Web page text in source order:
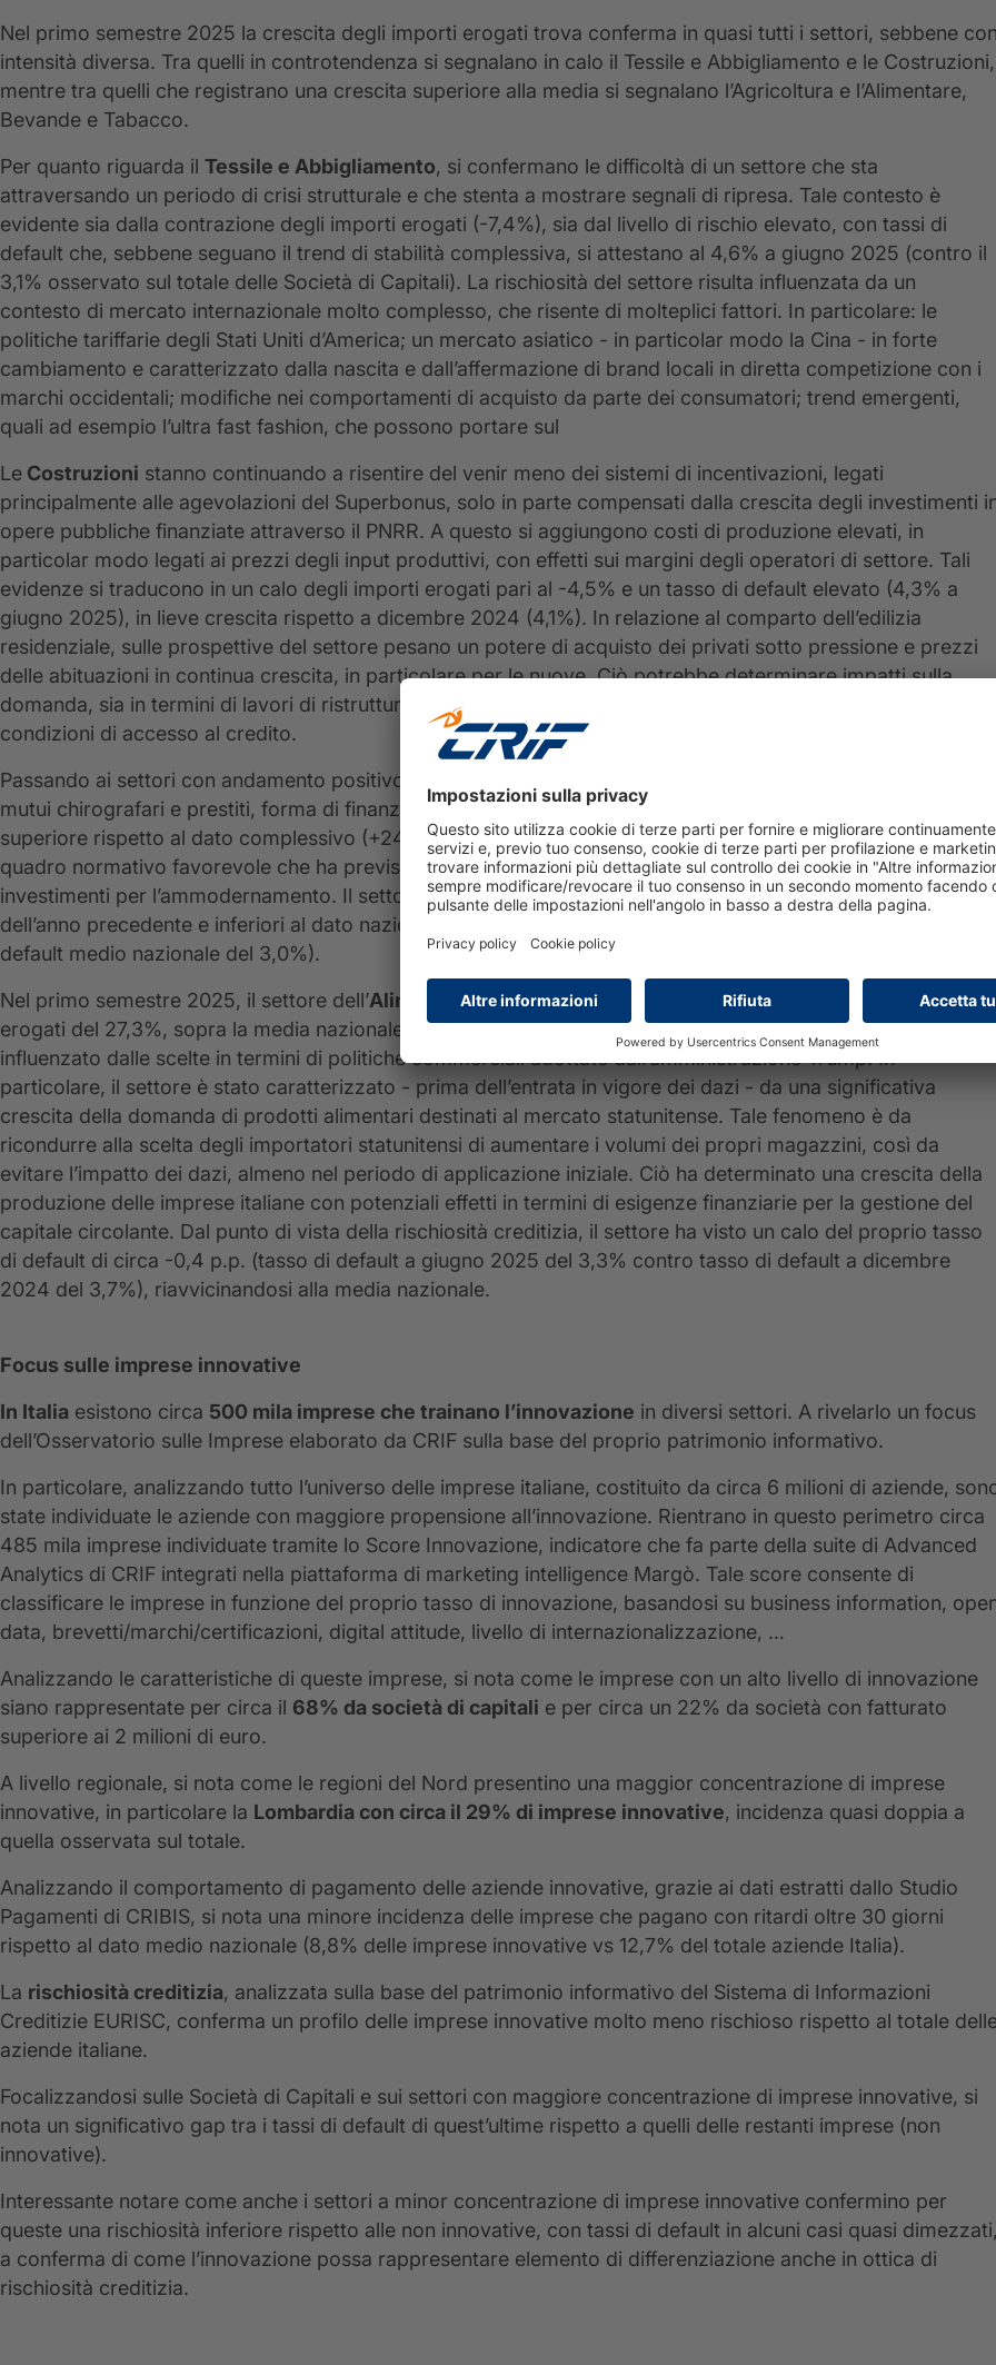
Nel primo semestre 2025 la crescita degli importi erogati trova conferma in quasi tutti i settori, sebbene
intensità diversa. Tra quelli in controtendenza si segnalano in calo il Tessile e Abbigliamento e le Costruzioni,
mentre tra quelli che registrano una crescita superiore alla media si segnalano l’Agricoltura e l’Alimentare,
Bevande e Tabacco.
Per quanto riguarda il Tessile e Abbigliamento, si confermano le difficoltà di un settore che sta
attraversando un periodo di crisi strutturale e che stenta a mostrare segnali di ripresa. Tale contesto è
evidente sia dalla contrazione degli importi erogati (-7,4%), sia dal livello di rischio elevato, con tassi di
default che, sebbene seguano il trend di stabilità complessiva, si attestano al 4,6% a giugno 2025 (contro il
3,1% osservato sul totale delle Società di Capitali). La rischiosità del settore risulta influenzata da un
contesto di mercato internazionale molto complesso, che risente di molteplici fattori. In particolare: le
politiche tariffarie degli Stati Uniti d’America; un mercato asiatico - in particolar modo la Cina - in forte
cambiamento e caratterizzato dalla nascita e dall’affermazione di brand locali in diretta competizione con i
marchi occidentali; modifiche nei comportamenti di acquisto da parte dei consumatori; trend emergenti,
quali ad esempio l’ultra fast fashion, che possono portare sul
Le Costruzioni stanno continuando a risentire del venir meno dei sistemi di incentivazioni, legati
principalmente alle agevolazioni del Superbonus, solo in parte compensati dalla crescita degli investimenti
opere pubbliche finanziate attraverso il PNRR. A questo si aggiungono costi di produzione elevati, in
particolar modo legati ai prezzi degli input produttivi, con effetti sui margini degli operatori di settore. Tali
evidenze si traducono in un calo degli importi erogati pari al -4,5% e un tasso di default elevato (4,3% a
giugno 2025), in lieve crescita rispetto a dicembre 2024 (4,1%). In relazione al comparto dell’edilizia
residenziale, sulle prospettive del settore pesano un potere di acquisto dei privati sotto pressione e prezzi
delle abituazioni in continua crescita, in particolare per le nuove. Ciò potrebbe determinare impatti sulla
domanda, sia in termini di lavori di ristrutturazione che di acquisto di abitazioni, nonostante le migliori
condizioni di accesso al credito.
Passando ai settori con andamento positivo, l’
mutui chirografari e prestiti, forma di finanziamento prevalente per gli operatori del comparto, del 30,3%,
superiore rispetto al dato complessivo (+24,5%). La crescita delle erogazioni è stata sostenuta da un
quadro normativo favorevole che ha previsto forme di finanza agevolata, nonché incentivazioni a
investimenti per l’ammodernamento. Il settore presenta tassi di default a giugno 2025 stabili rispetto alla
dell’anno precedente e inferiori al dato nazionale (tasso di default del settore del 2,2% contro tasso di
default medio nazionale del 3,0%).
Nel primo semestre 2025, il settore dell’Alimentare,Bevande e Tabacco
ha visto una crescita degli importi
erogati del 27,3%, sopra la media nazionale. Questo dato si inquadra in un contesto che è stato fortemente
influenzato dalle scelte in termini di politiche commerciali adottate dall’amministrazione Trump. In
particolare, il settore è stato caratterizzato - prima dell’entrata in vigore dei dazi - da una significativa
crescita della domanda di prodotti alimentari destinati al mercato statunitense. Tale fenomeno è da
ricondurre alla scelta degli importatori statunitensi di aumentare i volumi dei propri magazzini, così da
evitare l’impatto dei dazi, almeno nel periodo di applicazione iniziale. Ciò ha determinato una crescita della
produzione delle imprese italiane con potenziali effetti in termini di esigenze finanziarie per la gestione del
capitale circolante. Dal punto di vista della rischiosità creditizia, il settore ha visto un calo del proprio tasso
di default di circa -0,4 p.p. (tasso di default a giugno 2025 del 3,3% contro tasso di default a dicembre
2024 del 3,7%), riavvicinandosi alla media nazionale.
Focus sulle imprese innovative
In Italia esistono circa 500 mila imprese che trainano l’innovazione in diversi settori. A rivelarlo un focus
dell’Osservatorio sulle Imprese elaborato da CRIF sulla base del proprio patrimonio informativo.
In particolare, analizzando tutto l’universo delle imprese italiane, costituito da circa 6 milioni di aziende,
state individuate le aziende con maggiore propensione all’innovazione. Rientrano in questo perimetro circa
485 mila imprese individuate tramite lo Score Innovazione, indicatore che fa parte della suite di Advanced
Analytics di CRIF integrati nella piattaforma di marketing intelligence Margò. Tale score consente di
classificare le imprese in funzione del proprio tasso di innovazione, basandosi su business information,
data, brevetti/marchi/certificazioni, digital attitude, livello di internazionalizzazione, …
Analizzando le caratteristiche di queste imprese, si nota come le imprese con un alto livello di innovazione
siano rappresentate per circa il 68% da società di capitali e per circa un 22% da società con fatturato
superiore ai 2 milioni di euro.
A livello regionale, si nota come le regioni del Nord presentino una maggior concentrazione di imprese
innovative, in particolare la Lombardia con circa il 29% di imprese innovative, incidenza quasi doppia a
quella osservata sul totale.
Analizzando il comportamento di pagamento delle aziende innovative, grazie ai dati estratti dallo Studio
Pagamenti di CRIBIS, si nota una minore incidenza delle imprese che pagano con ritardi oltre 30 giorni
rispetto al dato medio nazionale (8,8% delle imprese innovative vs 12,7% del totale aziende Italia).
La rischiosità creditizia, analizzata sulla base del patrimonio informativo del Sistema di Informazioni
Creditizie EURISC, conferma un profilo delle imprese innovative molto meno rischioso rispetto al totale
aziende italiane.
Focalizzandosi sulle Società di Capitali e sui settori con maggiore concentrazione di imprese innovative, si
nota un significativo gap tra i tassi di default di quest’ultime rispetto a quelli delle restanti imprese (non
innovative).
Interessante notare come anche i settori a minor concentrazione di imprese innovative confermino per
queste una rischiosità inferiore rispetto alle non innovative, con tassi di default in alcuni casi quasi
a conferma di come l’innovazione possa rappresentare elemento di differenziazione anche in ottica di
rischiosità creditizia.